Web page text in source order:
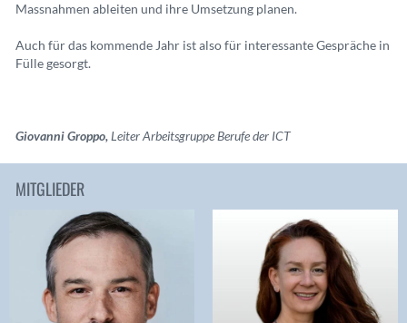
Massnahmen ableiten und ihre Umsetzung planen.
Auch für das kommende Jahr ist also für interessante Gespräche in
Fülle gesorgt.
Giovanni Groppo, Leiter Arbeitsgruppe Berufe der ICT
MITGLIEDER